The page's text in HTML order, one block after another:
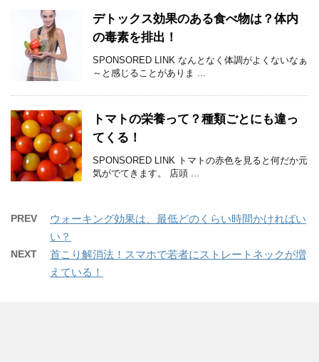
デトックス効果のある食べ物は？体内
の毒素を排出！
SPONSORED LINK なんとなく体調がよくないなぁ
～と感じることがありま ...
トマトの栄養って？種類ごとにも違っ
てくる！
SPONSORED LINK トマトの赤色を見ると何だか元
気がでてきます。 店頭 ...
PREV
ウォーキング効果は、最低どのくらい時間かければい
い？
NEXT
首こり解消法！スマホで若者にストレートネックが増
えている！